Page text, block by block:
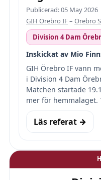
Publicerad: 05 May 2026
GIH Örebro IF– Örebro
Division 4 Dam
Inskickat av Mio
GIH Örebro IF vann
i Division 4 Dam
Matchen startade
mer för hemmalaget.
Läs referat →